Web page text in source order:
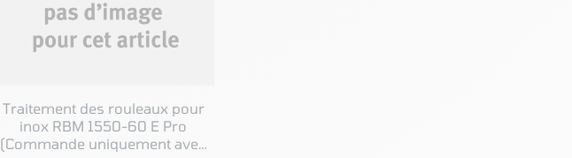
Traitement des rouleaux pour
inox RBM 1550-60 E Pro
(Commande uniquement avec